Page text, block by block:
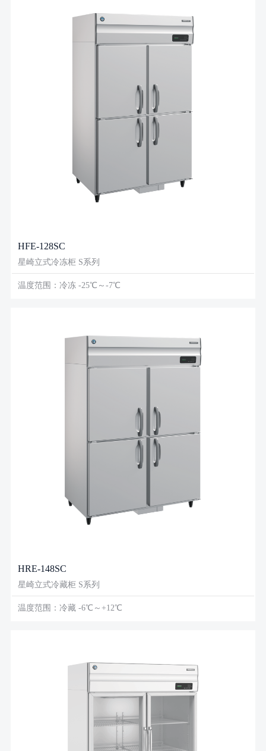
HFE-128SC
星崎立式冷冻柜 S系列
温度范围：冷冻 -25℃～-7℃
HRE-148SC
星崎立式冷藏柜 S系列
温度范围：冷藏 -6℃～+12℃